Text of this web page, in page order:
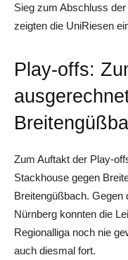
Sieg zum Abschluss
zeigten die UniRiesen
Play-offs:
Zum Auftakt der Play-
Stackhouse gegen
Breitengüßbach. Gegen
Nürnberg konnten die
Regionalliga noch nie
auch diesmal fort.